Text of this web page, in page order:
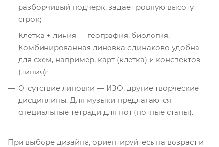
разборчивый подчерк, задает ровную высоту
строк;
Клетка + линия — география, биология.
Комбинированная линовка одинаково удобна
для схем, например, карт (клетка) и конспектов
(линия);
Отсутствие линовки — ИЗО, другие творческие
дисциплины. Для музыки предлагаются
специальные тетради для нот (нотные станы).
При выборе дизайна, ориентируйтесь на возраст и